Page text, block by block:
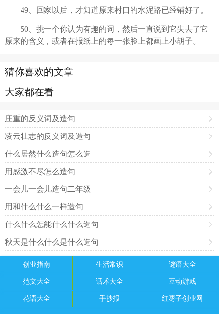
49、回家以后，才知道原来村口的水泥路已经铺好了。
50、挑一个你认为有趣的词，然后一直说到它失去了它
原来的含义，或者在报纸上的每一张脸上都画上小胡子。
猜你喜欢的文章
大家都在看
庄重的反义词及造句
凌云壮志的反义词及造句
什么居然什么造句怎么造
用感激不尽怎么造句
一会儿一会儿造句二年级
用和什么什么一样造句
什么什么怎能什么什么造句
秋天是什么什么是什么造句
创业指南 生活常识 谜语大全
范文大全 话术大全 互动游戏
花语大全 手抄报 红枣子创业网